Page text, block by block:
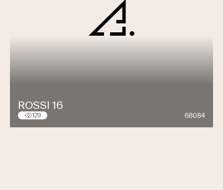
ROSSI 16
129 68084